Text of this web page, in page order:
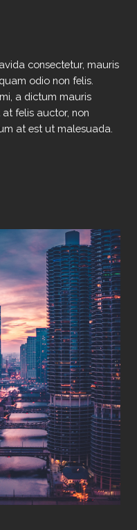
consectetur, mauris
odio non felis.
a dictum mauris
felis auctor, non
at est ut malesuada.